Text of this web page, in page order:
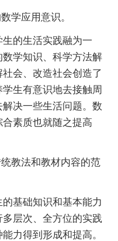
应用意识。
的生活实践融为一
学知识、科学方法解
会、改造社会创造了
生有意识地去接触周
决一些生活问题。数
素质也就随之提高
教法和教材内容的范
基础知识和基本能力
层次、全方位的实践
力得到形成和提高。